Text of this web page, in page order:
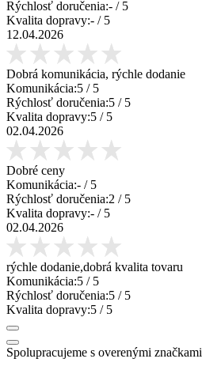
Rýchlosť doručenia:- / 5
Kvalita dopravy:- / 5
12.04.2026
Dobrá komunikácia, rýchle dodanie
Komunikácia:5 / 5
Rýchlosť doručenia:5 / 5
Kvalita dopravy:5 / 5
02.04.2026
Dobré ceny
Komunikácia:- / 5
Rýchlosť doručenia:2 / 5
Kvalita dopravy:- / 5
02.04.2026
rýchle dodanie,dobrá kvalita tovaru
Komunikácia:5 / 5
Rýchlosť doručenia:5 / 5
Kvalita dopravy:5 / 5
Spolupracujeme s overenými značkami